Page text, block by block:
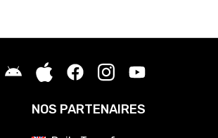
NOS PARTENAIRES